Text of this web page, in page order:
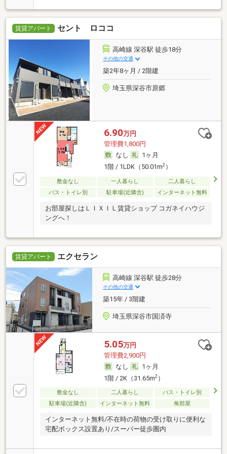
賃貸アパート セント ロココ
高崎線 深谷駅 徒歩18分
その他の交通
築2年8ヶ月 / 2階建
埼玉県深谷市原郷
6.90万円
管理費1,800円
なし
1ヶ月
1階 / 1LDK（50.01m2）
敷金なし 一人暮らし
二人暮らし
バス・トイレ別
駐車場(近隣含) インターネット無料
お部屋探しはＬＩＸＩＬ賃貸ショップ コガネイハウジ
ングへ！
賃貸アパート エクセラン
高崎線 深谷駅 徒歩28分
その他の交通
築15年 / 3階建
埼玉県深谷市国済寺
5.05万円
管理費2,900円
なし
1ヶ月
1階 / 2K（31.65m2）
敷金なし 二人暮らし
バス・トイレ別
駐車場(近隣含)
インターネット無料 角部屋
インターネット無料/不在時の荷物の受け取りに便利な
宅配ボックス設置あり/スーパー徒歩圏内